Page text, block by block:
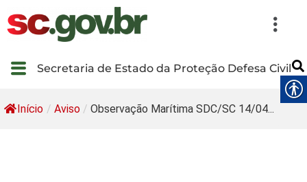
Secretaria de Estado da Proteção Defesa Civil
Início / Aviso / Observação Marítima SDC/SC 14/04...